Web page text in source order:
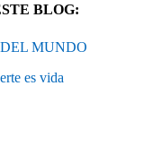
BLOG:
MUNDO
es vida